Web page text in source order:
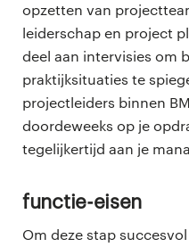
opzetten van
leiderschap en project
deel aan intervisies om
praktijksituaties te
projectleiders binnen
doordeweeks op je
tegelijkertijd aan je
Functie-eisen
Om deze stap